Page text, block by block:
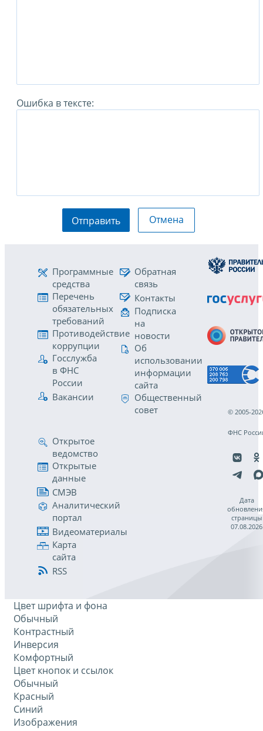
Ошибка в тексте:
Отправить Отмена
Программные
средства
Перечень
обязательных
требований
Противодействие
коррупции
Госслужба
в ФНС
России
Вакансии
Обратная
связь
Контакты
Подписка
на
новости
Об
использовании
информации
сайта
Общественный
совет
Открытое
ведомство
Открытые
данные
СМЭВ
Аналитический
портал
Видеоматериалы
Карта
сайта
RSS
© 2005-
ФНС
Дата
страницы
07.08.2026
Цвет шрифта и фона
Обычный
Контрастный
Инверсия
Комфортный
Цвет кнопок и ссылок
Обычный
Красный
Синий
Изображения